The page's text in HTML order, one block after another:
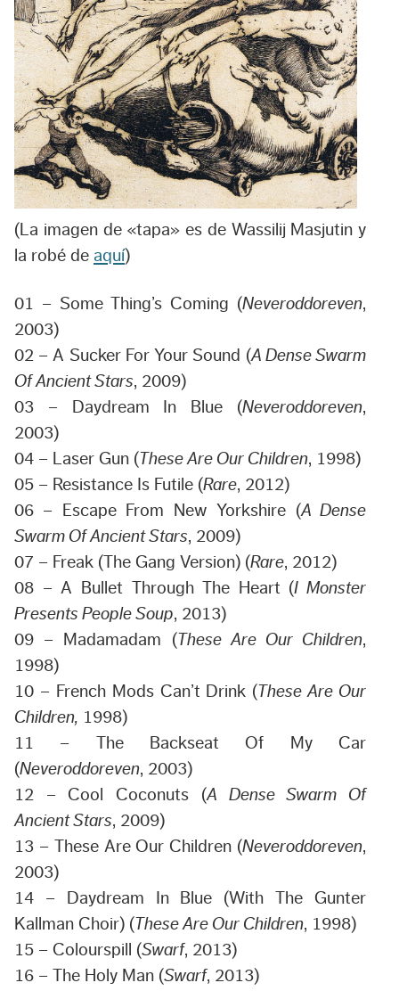
(La imagen de «tapa» es de Wassilij Masjutin y
la robé de aquí)
01 – Some Thing’s Coming (Neveroddoreven,
2003)
02 – A Sucker For Your Sound (A Dense Swarm
Of Ancient Stars, 2009)
03 – Daydream In Blue (Neveroddoreven,
2003)
04 – Laser Gun (These Are Our Children, 1998)
05 – Resistance Is Futile (Rare, 2012)
06 – Escape From New Yorkshire (A Dense
Swarm Of Ancient Stars, 2009)
07 – Freak (The Gang Version) (Rare, 2012)
08 – A Bullet Through The Heart (I Monster
Presents People Soup, 2013)
09 – Madamadam (These Are Our Children,
1998)
10 – French Mods Can’t Drink (These Are Our
Children, 1998)
11 – The Backseat Of My Car
(Neveroddoreven, 2003)
12 – Cool Coconuts (A Dense Swarm Of
Ancient Stars, 2009)
13 – These Are Our Children (Neveroddoreven,
2003)
14 – Daydream In Blue (With The Gunter
Kallman Choir) (These Are Our Children, 1998)
15 – Colourspill (Swarf, 2013)
16 – The Holy Man (Swarf, 2013)